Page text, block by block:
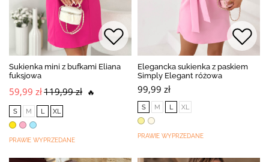
Sukienka mini z bufkami Eliana
fuksjowa
59,99 zł119,99 zł 🔥
S M L XL
PRAWIE WYPRZEDANE
Elegancka sukienka z paskiem
Simply Elegant różowa
99,99 zł
S M L XL
PRAWIE WYPRZEDANE